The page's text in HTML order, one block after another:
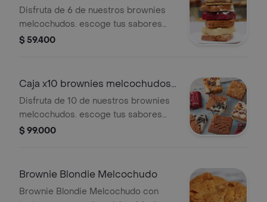
tú eliges
Disfruta de 6 de nuestros brownies
melcochudos. escoge tus sabores
favoritos. ¡ideal para compartir!
$ 59.400
Caja x10 brownies melcochudos
tú eliges
Disfruta de 10 de nuestros brownies
melcochudos. escoge tus sabores
favoritos. ¡ideal para compartir!
$ 99.000
Brownie Blondie Melcochudo
Brownie Blondie Melcochudo con